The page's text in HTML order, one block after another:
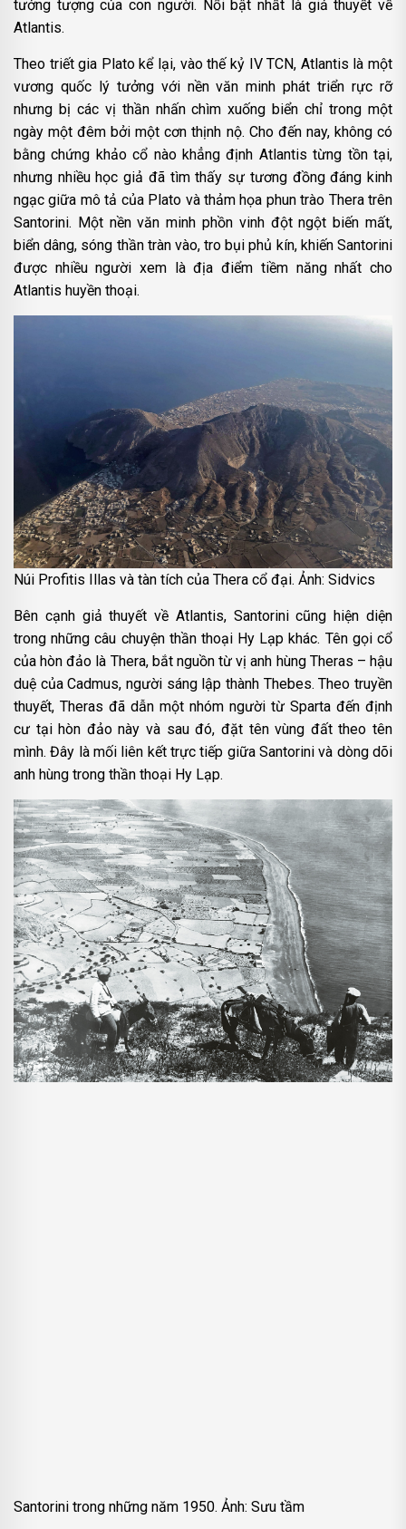
tưởng tượng của con người. Nổi bật nhất là giả thuyết về
Atlantis.
Theo triết gia Plato kể lại, vào thế kỷ IV TCN, Atlantis là một
vương quốc lý tưởng với nền văn minh phát triển rực rỡ
nhưng bị các vị thần nhấn chìm xuống biển chỉ trong một
ngày một đêm bởi một cơn thịnh nộ. Cho đến nay, không có
bằng chứng khảo cổ nào khẳng định Atlantis từng tồn tại,
nhưng nhiều học giả đã tìm thấy sự tương đồng đáng kinh
ngạc giữa mô tả của Plato và thảm họa phun trào Thera trên
Santorini. Một nền văn minh phồn vinh đột ngột biến mất,
biển dâng, sóng thần tràn vào, tro bụi phủ kín, khiến Santorini
được nhiều người xem là địa điểm tiềm năng nhất cho
Atlantis huyền thoại.
Núi Profitis Illas và tàn tích của Thera cổ đại. Ảnh: Sidvics
Bên cạnh giả thuyết về Atlantis, Santorini cũng hiện diện
trong những câu chuyện thần thoại Hy Lạp khác. Tên gọi cổ
của hòn đảo là Thera, bắt nguồn từ vị anh hùng Theras – hậu
duệ của Cadmus, người sáng lập thành Thebes. Theo truyền
thuyết, Theras đã dẫn một nhóm người từ Sparta đến định
cư tại hòn đảo này và sau đó, đặt tên vùng đất theo tên
mình. Đây là mối liên kết trực tiếp giữa Santorini và dòng dõi
anh hùng trong thần thoại Hy Lạp.
Santorini trong những năm 1950. Ảnh: Sưu tầm